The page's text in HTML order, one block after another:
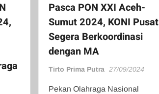
Pasca PON XXI Aceh-
Sumut 2024, KONI Pusat
Segera Berkoordinasi
dengan MA
Tirto Prima Putra 27/09/2024
Pekan Olahraga Nasional